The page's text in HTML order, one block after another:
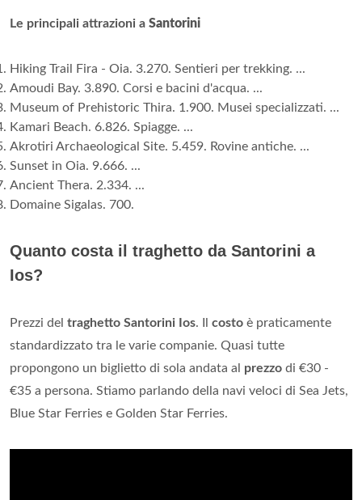
Le principali attrazioni a Santorini
Hiking Trail Fira - Oia. 3.270. Sentieri per trekking. ...
Amoudi Bay. 3.890. Corsi e bacini d'acqua. ...
Museum of Prehistoric Thira. 1.900. Musei specializzati. ...
Kamari Beach. 6.826. Spiagge. ...
Akrotiri Archaeological Site. 5.459. Rovine antiche. ...
Sunset in Oia. 9.666. ...
Ancient Thera. 2.334. ...
Domaine Sigalas. 700.
Quanto costa il traghetto da Santorini a
Ios?
Prezzi del traghetto Santorini Ios. Il costo è praticamente
standardizzato tra le varie companie. Quasi tutte
propongono un biglietto di sola andata al prezzo di €30 -
€35 a persona. Stiamo parlando della navi veloci di Sea Jets,
Blue Star Ferries e Golden Star Ferries.